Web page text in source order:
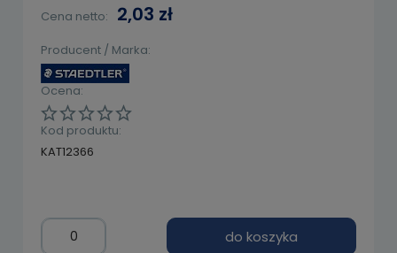
Cena netto: 2,03 zł
Ocena:
Producent / Marka:
Kod produktu:
KAT12366
do koszyka